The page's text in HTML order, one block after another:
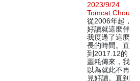
2023/9/24
Tomcat Chou
從2006年起，
好讀就這麼伴
我度過了這麼
長的時間。直
到2017.12的
噩耗傳來，我
以為就此不再
見好讀。直到